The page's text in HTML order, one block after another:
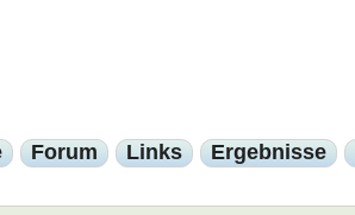
Forum Links Ergebnisse